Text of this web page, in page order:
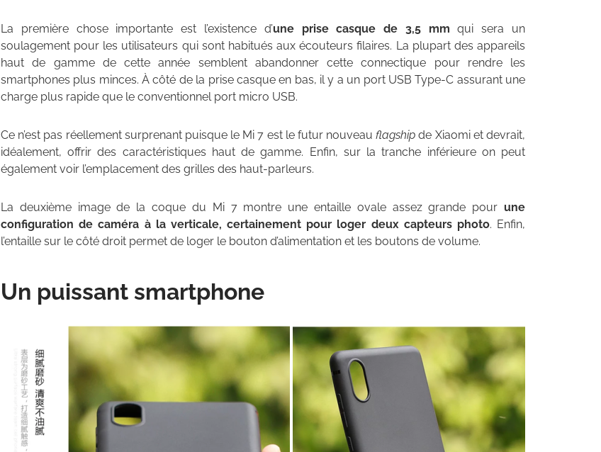
La première chose importante est l’existence d’une prise casque de 3,5 mm qui sera un
soulagement pour les utilisateurs qui sont habitués aux écouteurs filaires. La plupart des appareils
haut de gamme de cette année semblent abandonner cette connectique pour rendre les
smartphones plus minces. À côté de la prise casque en bas, il y a un port USB Type-C assurant une
charge plus rapide que le conventionnel port micro USB.
Ce n’est pas réellement surprenant puisque le Mi 7 est le futur nouveauflagship de Xiaomi et devrait,
idéalement, offrir des caractéristiques haut de gamme. Enfin, sur la tranche inférieure on peut
également voir l’emplacement des grilles des haut-parleurs.
La deuxième image de la coque du Mi 7 montre une entaille ovale assez grande pour une
configuration de caméra à la verticale, certainement pour loger deux capteurs photo. Enfin,
l’entaille sur le côté droit permet de loger le bouton d’alimentation et les boutons de volume.
Un puissant smartphone